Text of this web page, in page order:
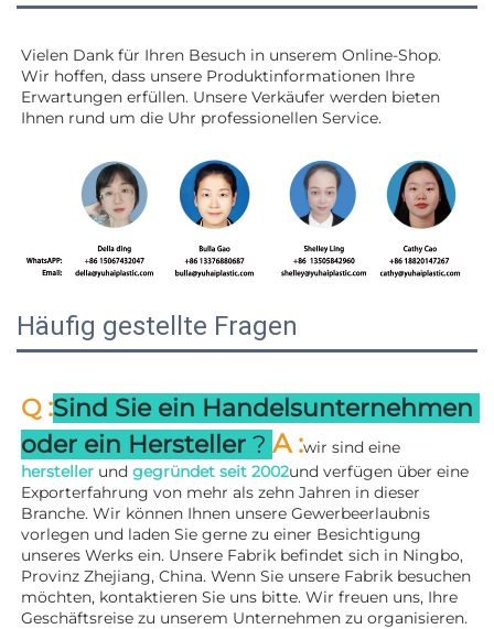
Vielen Dank für Ihren Besuch in unserem Online-Shop.
Wir hoffen, dass unsere Produktinformationen Ihre
Erwartungen erfüllen. Unsere Verkäufer werden bieten
Ihnen rund um die Uhr professionellen Service.
Häufig gestellte Fragen
Q :Sind Sie ein Handelsunternehmen
oder ein Hersteller ? A :
hersteller und gegründet seit 2002und verfügen über eine
Exporterfahrung von mehr als zehn Jahren in dieser
Branche. Wir können Ihnen unsere Gewerbeerlaubnis
vorlegen und laden Sie gerne zu einer Besichtigung
unseres Werks ein. Unsere Fabrik befindet sich in Ningbo,
Provinz Zhejiang, China. Wenn Sie unsere Fabrik besuchen
möchten, kontaktieren Sie uns bitte. Wir freuen uns, Ihre
Geschäftsreise zu unserem Unternehmen zu organisieren.